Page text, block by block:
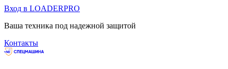
Вход в LOADERPRO
Ваша техника под надежной защитой
Контакты